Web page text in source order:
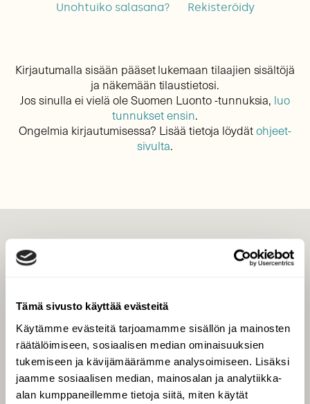
Tämä sivusto käyttää evästeitä
Käytämme evästeitä tarjoamamme sisällön ja mainosten
räätälöimiseen, sosiaalisen median ominaisuuksien
tukemiseen ja kävijämäärämme analysoimiseen. Lisäksi
jaamme sosiaalisen median, mainosalan ja analytiikka-
alan kumppaneillemme tietoja siitä, miten käytät
Unohtuiko salasana? Rekisteröidy
Kirjautumalla sisään pääset lukemaan tilaajien sisältöjä
ja näkemään tilaustietosi.
Jos sinulla ei vielä ole Suomen Luonto -tunnuksia, luo
tunnukset ensin.
Ongelmia kirjautumisessa? Lisää tietoja löydätohjeet-
sivulta.
Tilaa digilukuoikeus
Äänestä parasta juttua
Tilaa uutiskirje